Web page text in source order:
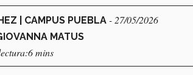
| CAMPUS PUEBLA - 27/05/2026
MATUS
mins